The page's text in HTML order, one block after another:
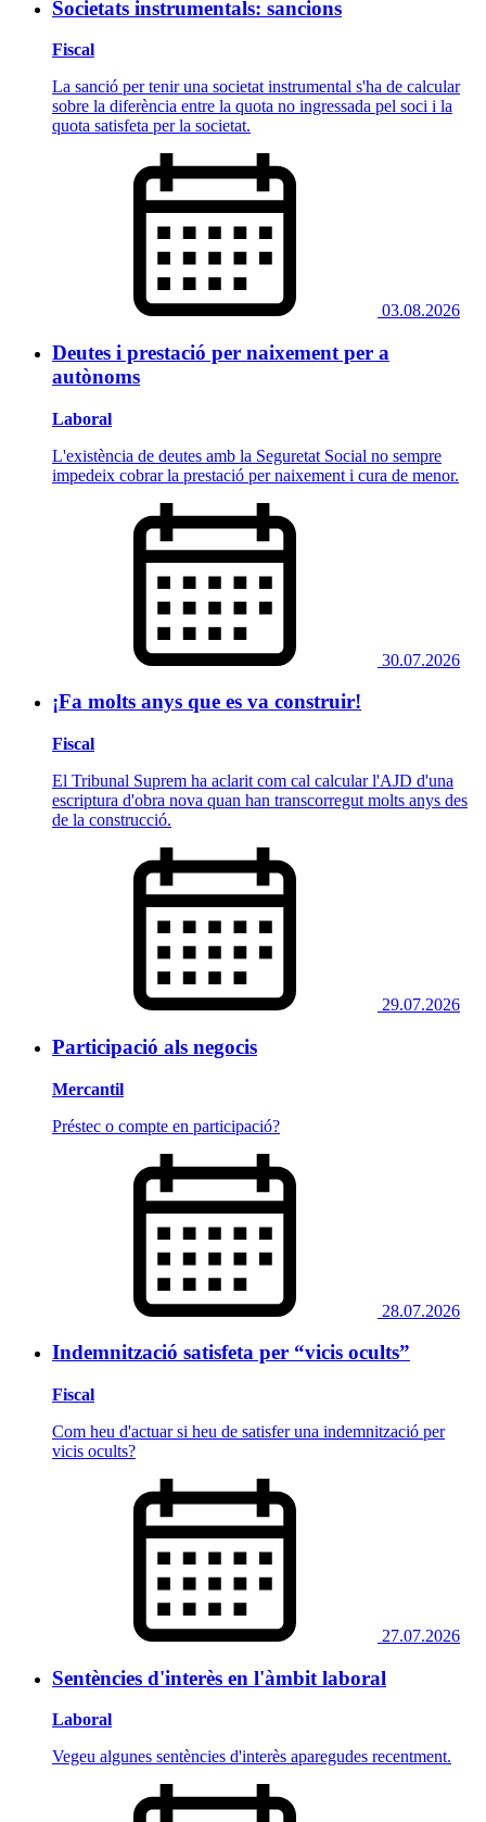
Societats instrumentals: sancions
Fiscal
La sanció per tenir una societat instrumental s'ha de calcular
sobre la diferència entre la quota no ingressada pel soci i la
quota satisfeta per la societat.
03.08.2026
Deutes i prestació per naixement per a
autònoms
Laboral
L'existència de deutes amb la Seguretat Social no sempre
impedeix cobrar la prestació per naixement i cura de menor.
30.07.2026
¡Fa molts anys que es va construir!
Fiscal
El Tribunal Suprem ha aclarit com cal calcular l'AJD d'una
escriptura d'obra nova quan han transcorregut molts anys des
de la construcció.
29.07.2026
Participació als negocis
Mercantil
Préstec o compte en participació?
28.07.2026
Indemnització satisfeta per “vicis ocults”
Fiscal
Com heu d'actuar si heu de satisfer una indemnització per
vicis ocults?
27.07.2026
Sentències d'interès en l'àmbit laboral
Laboral
Vegeu algunes sentències d'interès aparegudes recentment.